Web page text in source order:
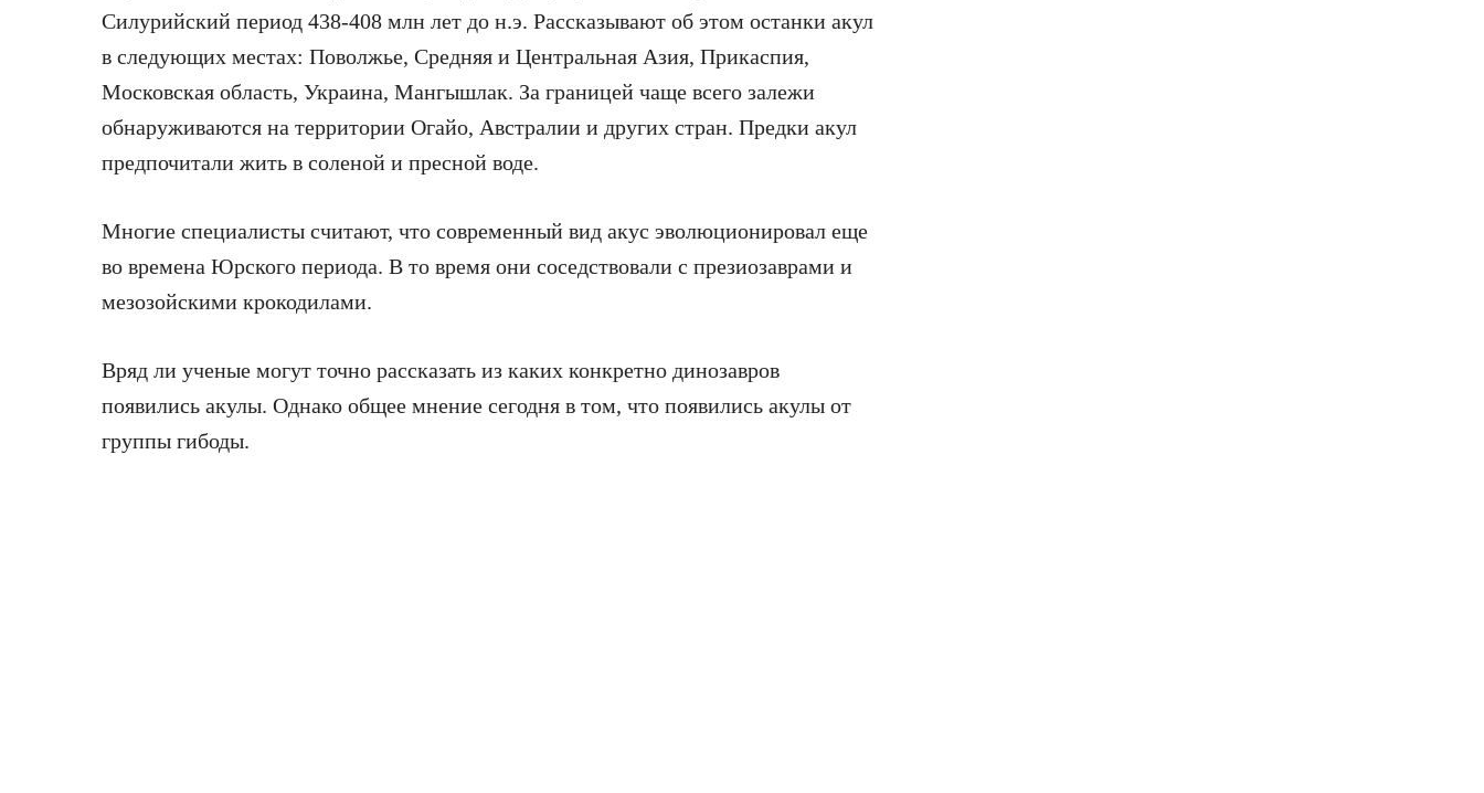
Силурийский период 438-408 млн лет до н.э. Рассказывают об этом останки акул
в следующих местах: Поволжье, Средняя и Центральная Азия, Прикаспия,
Московская область, Украина, Мангышлак. За границей чаще всего залежи
обнаруживаются на территории Огайо, Австралии и других стран. Предки акул
предпочитали жить в соленой и пресной воде.
Многие специалисты считают, что современный вид акус эволюционировал еще
во времена Юрского периода. В то время они соседствовали с презиозаврами и
мезозойскими крокодилами.
Вряд ли ученые могут точно рассказать из каких конкретно динозавров
появились акулы. Однако общее мнение сегодня в том, что появились акулы от
группы гибоды.